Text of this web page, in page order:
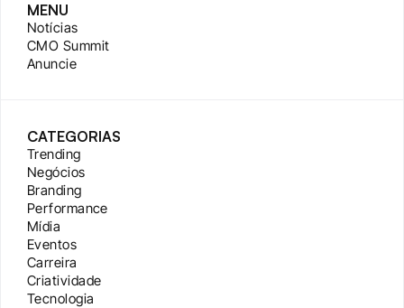
MENU
Notícias
CMO Summit
Anuncie
CATEGORIAS
Trending
Negócios
Branding
Performance
Mídia
Eventos
Carreira
Criatividade
Tecnologia